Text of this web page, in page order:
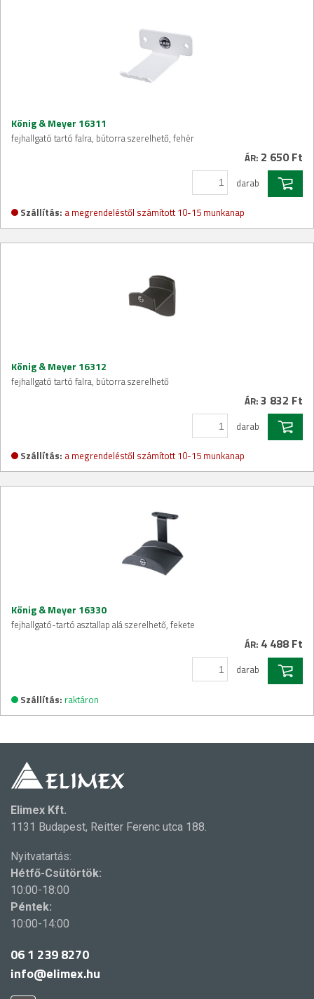
König & Meyer 16311
fejhallgató tartó falra, bútorra szerelhető, fehér
ÁR: 2 650 Ft
darab
Szállítás: a megrendeléstől számított 10-15 munkanap
König & Meyer 16312
fejhallgató tartó falra, bútorra szerelhető
ÁR: 3 832 Ft
darab
Szállítás: a megrendeléstől számított 10-15 munkanap
König & Meyer 16330
fejhallgató-tartó asztallap alá szerelhető, fekete
ÁR: 4 488 Ft
darab
Szállítás: raktáron
Elimex Kft.
1131 Budapest, Reitter Ferenc utca 188.
Nyitvatartás:
Hétfő-Csütörtök:
10:00-18:00
Péntek:
10:00-14:00
06 1 239 8270
info@elimex.hu